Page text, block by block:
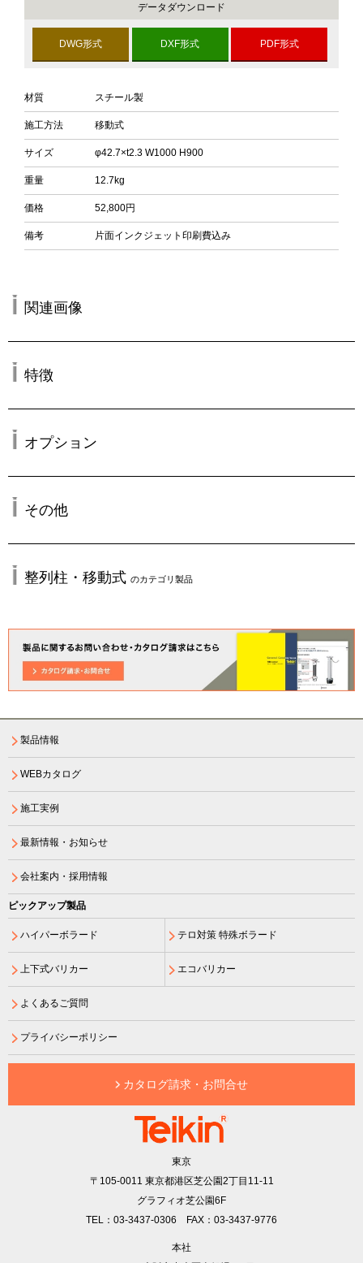
データダウンロード
DWG形式 DXF形式 PDF形式
材質 スチール製
施工方法 移動式
サイズ φ42.7×t2.3 W1000 H900
重量 12.7kg
価格 52,800円
備考 片面インクジェット印刷費込み
関連画像
特徴
オプション
その他
整列柱・移動式 のカテゴリ製品
製品情報
WEBカタログ
施工実例
最新情報・お知らせ
会社案内・採用情報
ピックアップ製品
ハイパーボラード テロ対策 特殊ボラード
上下式バリカー エコバリカー
よくあるご質問
プライバシーポリシー
カタログ請求・お問合せ
東京
〒105-0011 東京都港区芝公園2丁目11-11
グラフィオ芝公園6F
TEL：03-3437-0306 FAX：03-3437-9776
本社